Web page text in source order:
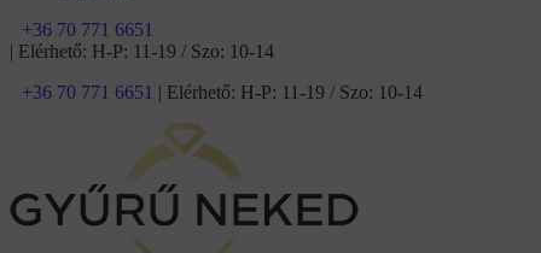
+36 70 771 6651
| Elérhető: H-P: 11-19 / Szo: 10-14
+36 70 771 6651 | Elérhető: H-P: 11-19 / Szo: 10-14